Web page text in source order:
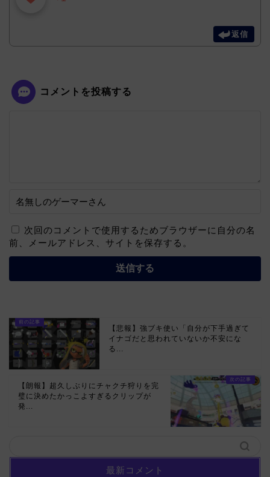
返信
コメントを投稿する
次回のコメントで使用するためブラウザーに自分の名
前、メールアドレス、サイトを保存する。
【悲報】強ブキ使い「自分が下手過ぎて
イナゴだと思われていないか不安にな
る...
【朗報】超久しぶりにチャクチ狩りを完
璧に決めたかっこよすぎるクリップが
発...
最新コメント